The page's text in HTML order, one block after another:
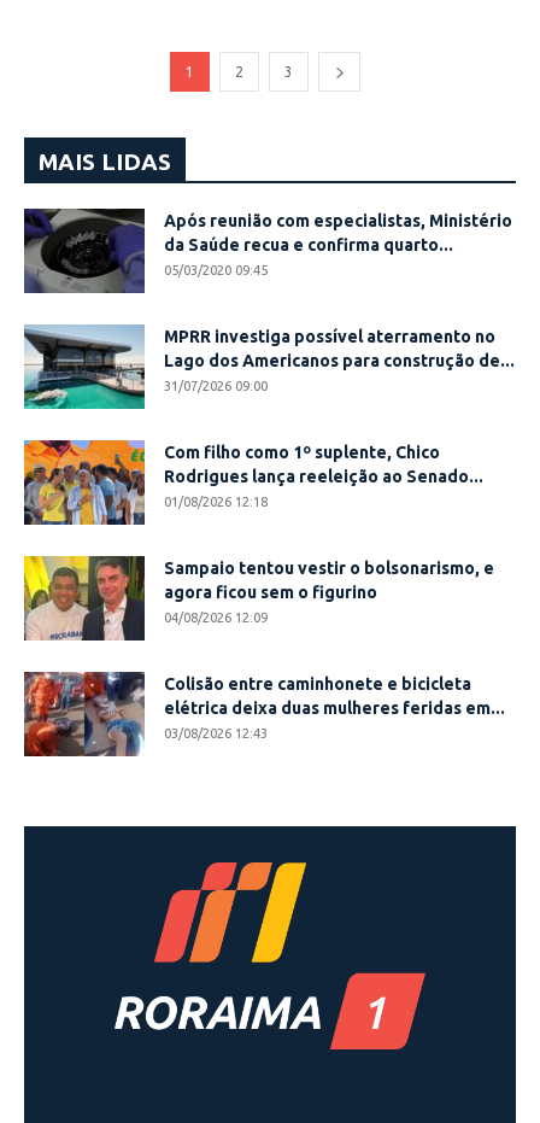
1 2 3
MAIS LIDAS
Após reunião com especialistas, Ministério
da Saúde recua e confirma quarto...
05/03/2020 09:45
MPRR investiga possível aterramento no
Lago dos Americanos para construção de...
31/07/2026 09:00
Com filho como 1º suplente, Chico
Rodrigues lança reeleição ao Senado...
01/08/2026 12:18
Sampaio tentou vestir o bolsonarismo, e
agora ficou sem o figurino
04/08/2026 12:09
Colisão entre caminhonete e bicicleta
elétrica deixa duas mulheres feridas em...
03/08/2026 12:43